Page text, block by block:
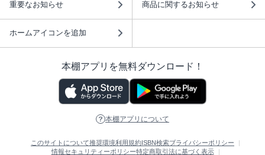
重要なお知らせ 商品に関するお知らせ
ホームアイコンを追加
本棚アプリを無料ダウンロード！
本棚アプリについて
このサイトについて推奨環境利用規約 ISBN検索プライバシーポリシー
情報セキュリティーポリシー特定商取引法に基づく表示